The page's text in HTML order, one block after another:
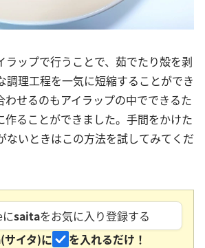
ラップで行うことで、茹でたり殻を剥
調理工程を一気に短縮することができ
わせるのもアイラップの中でできるた
作ることができました。手間をかけた
ないときはこの方法を試してみてくだ
saitaをお気に入り登録する
イタ)に
を入れるだけ！